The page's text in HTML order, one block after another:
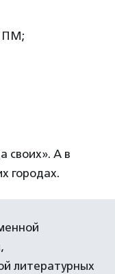
ПМ;
своих». А в
городах.
литературных